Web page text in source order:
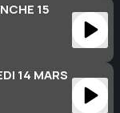
15
14 MARS